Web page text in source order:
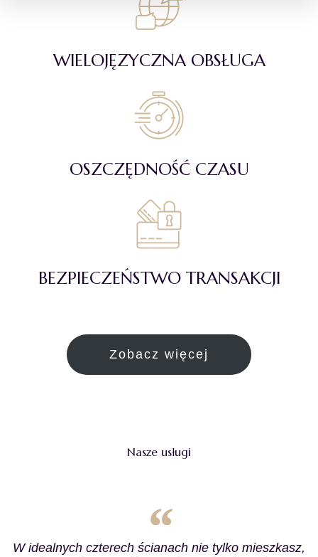
WIELOJĘZYCZNA OBSŁUGA
OSZCZĘDNOŚĆ CZASU
BEZPIECZEŃSTWO TRANSAKCJI
Zobacz więcej
Nasze usługi
W idealnych czterech ścianach nie tylko mieszkasz,